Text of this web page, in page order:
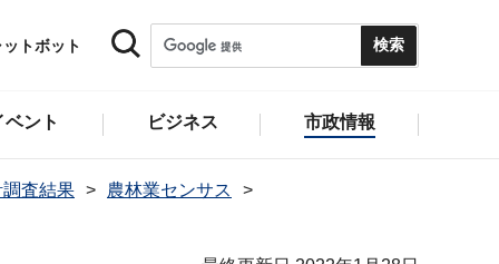
トボット
ント ビジネス 市政情報
査結果 農林業センサス